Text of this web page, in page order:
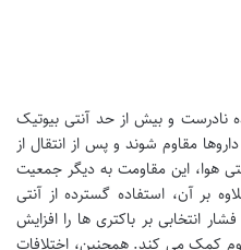
نادرست و بیش از حد آنتی بیوتیک
مقاوم شوند و پس از انتقال از
هوا، این مقاومت به دیگر جمعیت
بر آن، استفاده گسترده از آنتی
انتخابی بر باکتری ها را افزایش
کمک می کند. همچنین، اختلافات